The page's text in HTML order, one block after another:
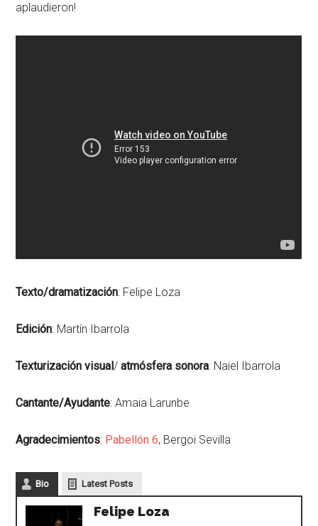
aplaudieron!
Texto/dramatización: Felipe Loza
Edición: Martín Ibarrola
Texturización visual/atmósfera sonora: Naiel Ibarrola
Cantante/Ayudante: Amaia Larunbe
Agradecimientos: Pabellón 6, Bergoi Sevilla
Bio Latest Posts
Felipe Loza